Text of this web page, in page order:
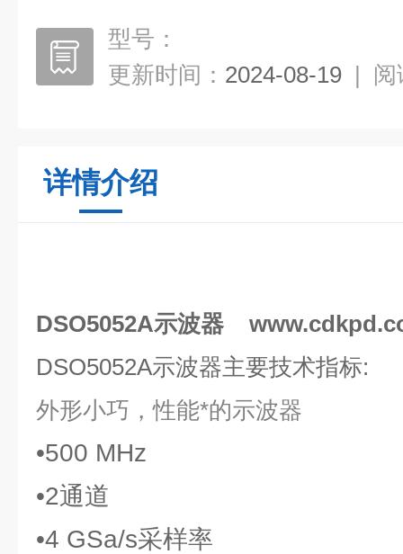
型号：
更新时间： 2024-08-19 | 阅
详情介绍
DSO5052A示波器
DSO5052A示波器主要技术指标:
外形小巧，性能*的示波器
•500 MHz
•2通道
•4 GSa/s采样率